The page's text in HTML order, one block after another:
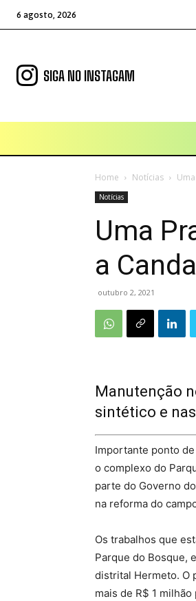
6 agosto, 2026
SIGA NO INSTAGAM
Home Notícias
Notícias
Uma
a
outubro 2, 2021
Manutenção
sintético e
Importante ponto
o complexo do
parte do Governo
na reforma do
Os trabalhos que
Parque do Bosque,
distrital Hermeto. O
mais de R$ 1